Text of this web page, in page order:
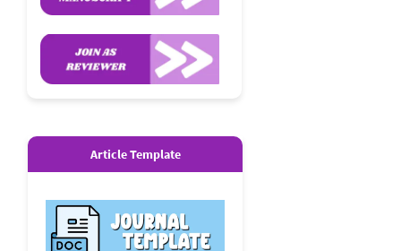
Article
Template
Article Template